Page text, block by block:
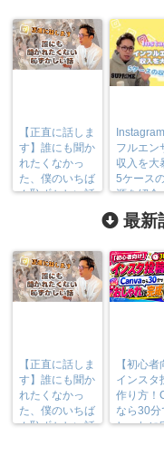
【正直に話しま
す】誰にも聞か
れたくなかっ
た、僕のいちば
ん恥ずかしい話
フルエン
収入を大
5ケース
源を紹介
最新
【正直に話しま
す】誰にも聞か
れたくなかっ
た、僕のいちば
ん恥ずかしい話
【初心者
インスタ
作り方！
なら30分
しゃれに